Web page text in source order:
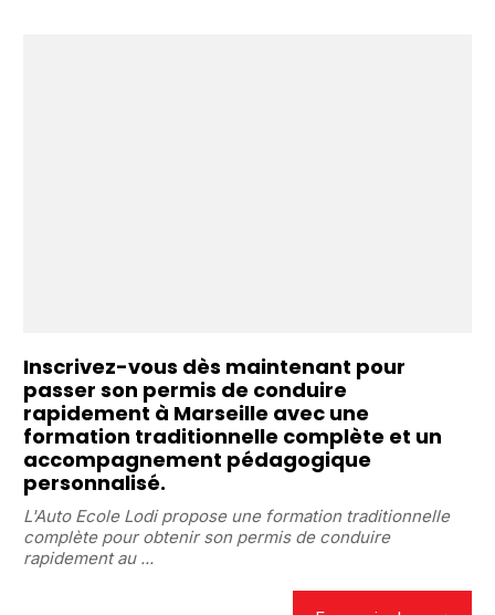
Inscrivez-vous dès maintenant pour
passer son permis de conduire
rapidement à Marseille avec une
formation traditionnelle complète et un
accompagnement pédagogique
personnalisé.
L'Auto Ecole Lodi propose une formation traditionnelle
complète pour obtenir son permis de conduire
rapidement au ...